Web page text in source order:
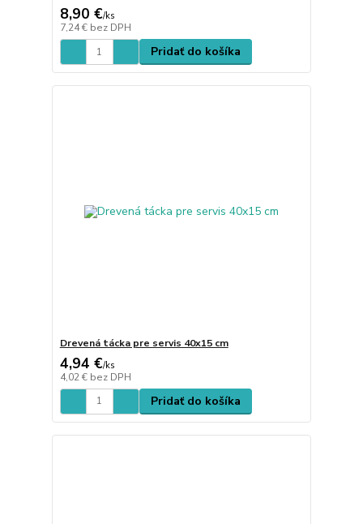
8,90 €/ks
7,24 € bez DPH
Pridať do košíka
Drevená tácka pre servis 40x15 cm
4,94 €/ks
4,02 € bez DPH
Pridať do košíka